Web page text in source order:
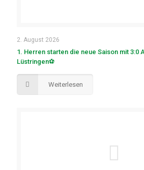
2. August 2026
1. Herren starten die neue Saison mit 3:0
Lüstringen⚽
Weiterlesen